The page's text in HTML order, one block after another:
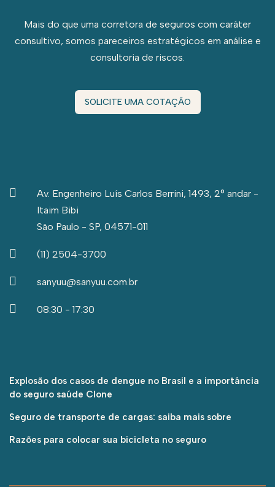
Mais do que uma corretora de seguros com caráter
consultivo, somos pareceiros estratégicos em análise e
consultoria de riscos.
SOLICITE UMA COTAÇÃO
Av. Engenheiro Luís Carlos Berrini, 1493, 2° andar -
Itaim Bibi
São Paulo - SP, 04571-011
(11) 2504-3700
sanyuu@sanyuu.com.br
08:30 - 17:30
Explosão dos casos de dengue no Brasil e a importância
do seguro saúde Clone
Seguro de transporte de cargas: saiba mais sobre
Razões para colocar sua bicicleta no seguro